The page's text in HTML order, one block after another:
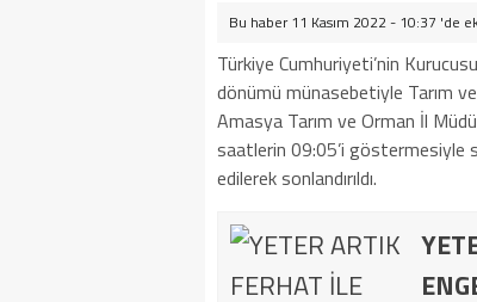
Bu haber 11 Kasım 2022 - 10:37 'de
Türkiye Cumhuriyeti’nin
dönümü münasebetiyle Tarım
Amasya Tarım ve Orman İl
saatlerin 09:05’i göstermesiyle
edilerek sonlandırıldı.